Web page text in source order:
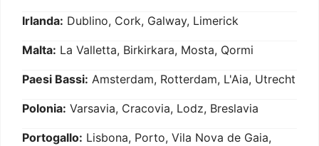
Irlanda: Dublino, Cork, Galway, Limerick
Malta: La Valletta, Birkirkara, Mosta, Qormi
Paesi Bassi: Amsterdam, Rotterdam, L'Aia, Utrecht
Polonia: Varsavia, Cracovia, Lodz, Breslavia
Portogallo: Lisbona, Porto, Vila Nova de Gaia,